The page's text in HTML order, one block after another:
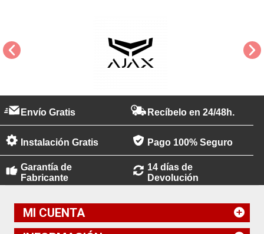
Envío Gratis Recíbelo en 24/48h.
Instalación Gratis Pago 100% Seguro
Garantía de
Fabricante
14 días de
Devolución
MI CUENTA